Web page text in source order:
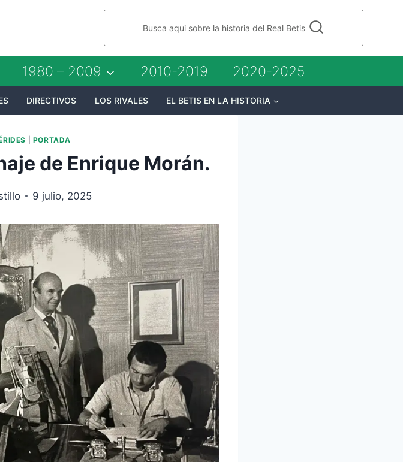
Busca aqui sobre la historia del Real Betis
1980 – 2009 2010-2019 2020-2025
DIRECTIVOS LOS RIVALES EL BETIS EN LA HISTORIA
PORTADA
de Enrique Morán.
9 julio, 2025